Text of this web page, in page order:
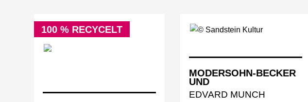
100 % RECYCELT
MODERSOHN-BECKER
UND
EDVARD MUNCH